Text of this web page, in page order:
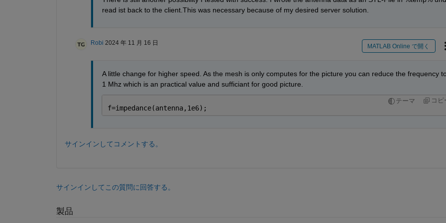
read ist back to the client.This was necessary because of my desired server solution.
Robi 2024 年 11 月 16 日 MATLAB Online で開く
A little change for higher speed. As the mesh is only computes for the picture you can reduce the frequency
1 Mhz which is an practical value and sufficiant for good picture.
テーマ コピ
f=impedance(antenna,1e6);
サインインしてコメントする。
サインインしてこの質問に回答する。
製品